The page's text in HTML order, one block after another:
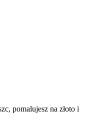
pomalujesz na złoto i